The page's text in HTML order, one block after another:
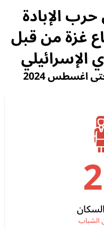
الإبادة
غزة من قبل
الإسرائيلي
اغسطس 2024
الشباب